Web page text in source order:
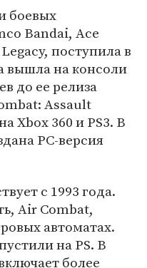
боевых
Bandai, Ace
поступила в
вышла на консоли
до ее релиза
Assault
Xbox 360 и PS3. В
PC-версия
с 1993 года.
Air Combat,
автоматах.
на PS. В
более